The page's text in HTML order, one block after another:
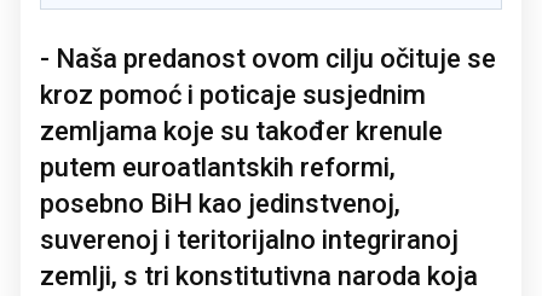
- Naša predanost ovom cilju očituje se
kroz pomoć i poticaje susjednim
zemljama koje su također krenule
putem euroatlantskih reformi,
posebno BiH kao jedinstvenoj,
suverenoj i teritorijalno integriranoj
zemlji, s tri konstitutivna naroda koja